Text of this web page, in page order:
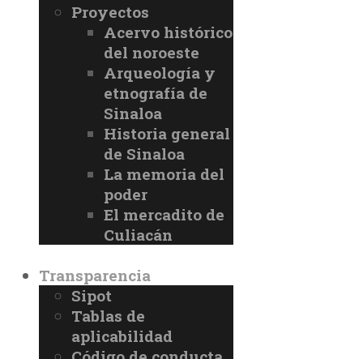
Proyectos
Acervo histórico
del noroeste
Arqueología y
etnografía de
Sinaloa
Historia general
de Sinaloa
La memoria del
poder
El mercadito de
Culiacán
Transparencia
Sipot
Tablas de
aplicabilidad